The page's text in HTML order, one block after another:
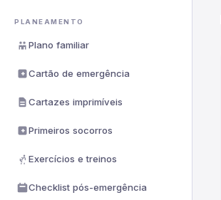
PLANEAMENTO
Plano familiar
Cartão de emergência
Cartazes imprimíveis
Primeiros socorros
Exercícios e treinos
Checklist pós-emergência